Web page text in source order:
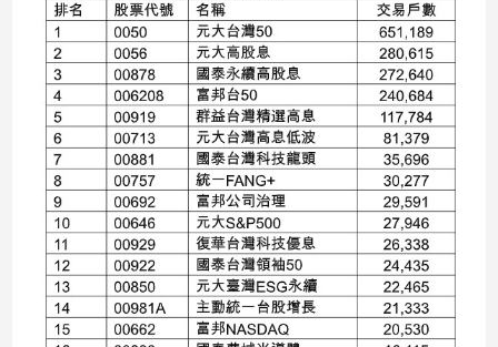
生
活
築/
內
設
計
遊/
美